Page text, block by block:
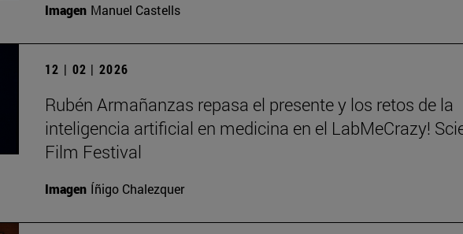
Imagen Manuel Castells
12 | 02 | 2026
Rubén Armañanzas repasa el presente y los retos de la
inteligencia artificial en medicina en el LabMeCrazy!
Film Festival
Imagen Íñigo Chalezquer